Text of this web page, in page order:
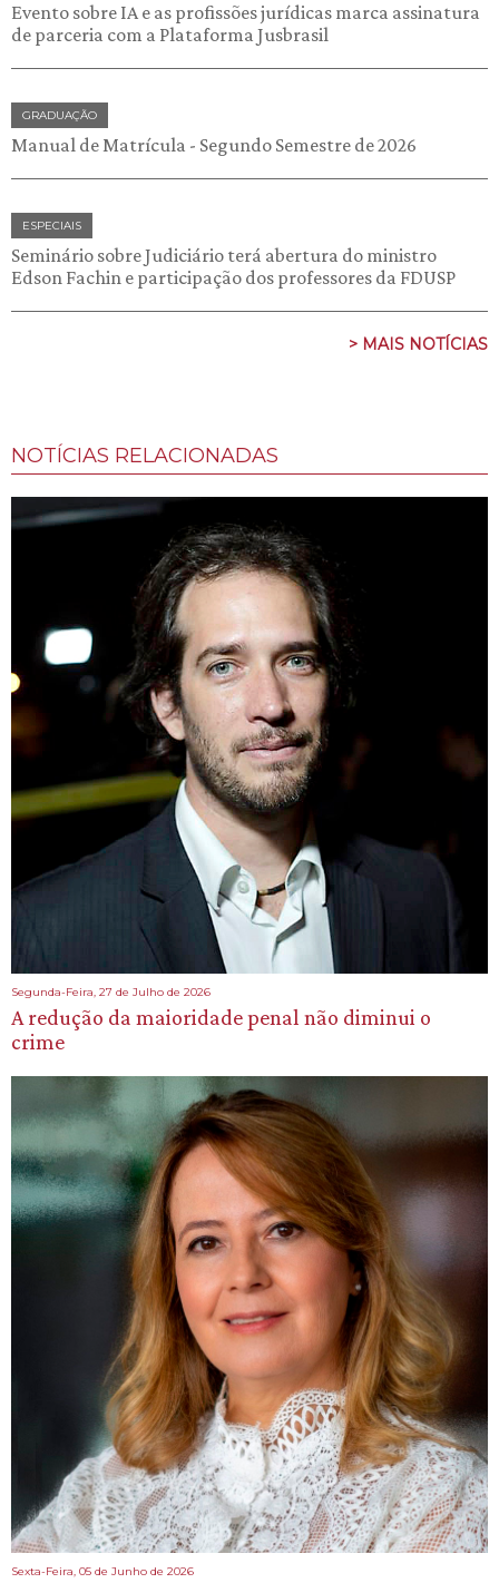
Evento sobre IA e as profissões jurídicas marca assinatura
de parceria com a Plataforma Jusbrasil
GRADUAÇÃO
Manual de Matrícula - Segundo Semestre de 2026
ESPECIAIS
Seminário sobre Judiciário terá abertura do ministro
Edson Fachin e participação dos professores da FDUSP
> MAIS NOTÍCIAS
NOTÍCIAS RELACIONADAS
Segunda-Feira, 27 de Julho de 2026
A redução da maioridade penal não diminui o
crime
Sexta-Feira, 05 de Junho de 2026